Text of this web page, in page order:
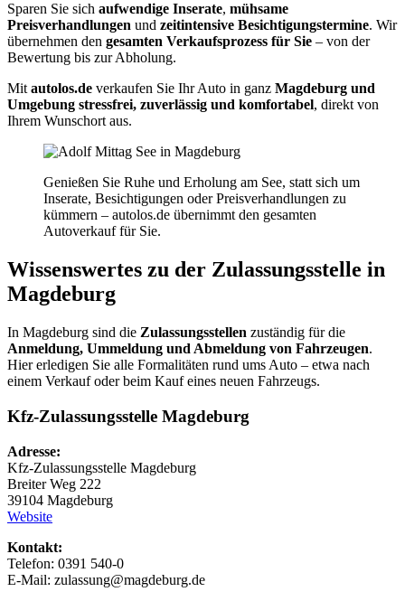
Sparen Sie sich aufwendige Inserate, mühsame
Preisverhandlungen und zeitintensive Besichtigungstermine. Wir
übernehmen den gesamten Verkaufsprozess für Sie – von der
Bewertung bis zur Abholung.
Mit autolos.de verkaufen Sie Ihr Auto in ganz Magdeburg und
Umgebung stressfrei, zuverlässig und komfortabel, direkt von
Ihrem Wunschort aus.
Genießen Sie Ruhe und Erholung am See, statt sich um
Inserate, Besichtigungen oder Preisverhandlungen zu
kümmern – autolos.de übernimmt den gesamten
Autoverkauf für Sie.
Wissenswertes zu der Zulassungsstelle in
Magdeburg
In Magdeburg sind die Zulassungsstellen zuständig für die
Anmeldung, Ummeldung und Abmeldung von Fahrzeugen.
Hier erledigen Sie alle Formalitäten rund ums Auto – etwa nach
einem Verkauf oder beim Kauf eines neuen Fahrzeugs.
Kfz-Zulassungsstelle Magdeburg
Adresse:
Kfz-Zulassungsstelle Magdeburg
Breiter Weg 222
39104 Magdeburg
Website
Kontakt:
Telefon: 0391 540-0
E-Mail: zulassung@magdeburg.de